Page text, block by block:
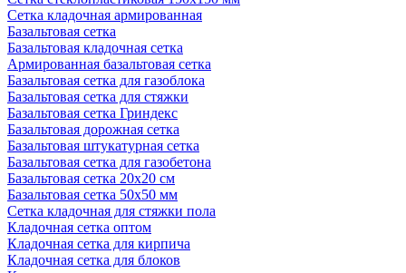
Сетка кладочная армированная
Базальтовая сетка
Базальтовая кладочная сетка
Армированная базальтовая сетка
Базальтовая сетка для газоблока
Базальтовая сетка для стяжки
Базальтовая сетка Гриндекс
Базальтовая дорожная сетка
Базальтовая штукатурная сетка
Базальтовая сетка для газобетона
Базальтовая сетка 20x20 см
Базальтовая сетка 50x50 мм
Сетка кладочная для стяжки пола
Кладочная сетка оптом
Кладочная сетка для кирпича
Кладочная сетка для блоков